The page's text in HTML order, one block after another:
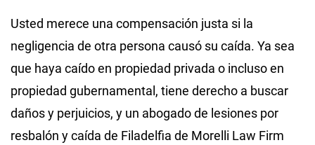
Usted merece una compensación justa si la
negligencia de otra persona causó su caída. Ya sea
que haya caído en propiedad privada o incluso en
propiedad gubernamental, tiene derecho a buscar
daños y perjuicios, y un abogado de lesiones por
resbalón y caída de Filadelfia de Morelli Law Firm